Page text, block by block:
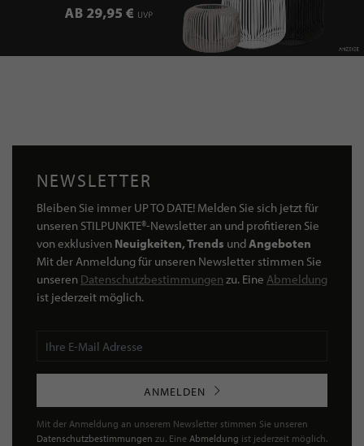
NEWSLETTER
Bleiben Sie immer UP TO DATE! Melden Sie sich jetzt für
unseren STILPUNKTE®-Newsletter an und profitieren Sie
von exklusiven Neuigkeiten, Trends undAngeboten
Mit der Anmeldung für unseren Newsletter stimmen Sie
unseren Datenschutzbestimmungen zu. Eine Abmeldung
ist jederzeit möglich.
ANMELDEN
Mit der Anmeldung an unserem Newsletter stimmen Sie unseren
Datenschutzbestimmungen zu. Eine Abmeldung ist jederzeit möglich.